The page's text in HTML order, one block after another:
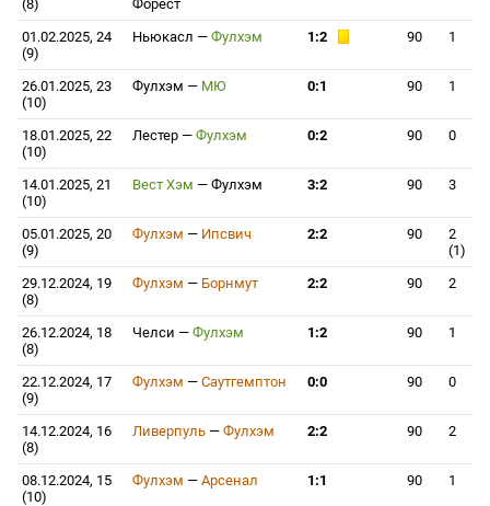
(8)
Форест
01.02.2025, 24
(9)
Ньюкасл — Фулхэм 1:2 90 1
26.01.2025, 23
(10)
Фулхэм — МЮ 0:1 90 1
18.01.2025, 22
(10)
Лестер — Фулхэм 0:2 90 0
14.01.2025, 21
(10)
Вест Хэм — Фулхэм 3:2 90 3
05.01.2025, 20
(9)
Фулхэм — Ипсвич 2:2 90
2
(1)
29.12.2024, 19
(8)
Фулхэм — Борнмут 2:2 90 2
26.12.2024, 18
(8)
Челси — Фулхэм 1:2 90 1
22.12.2024, 17
(9)
Фулхэм — Саутгемптон 0:0 90 0
14.12.2024, 16
(8)
Ливерпуль — Фулхэм 2:2 90 2
08.12.2024, 15
(10)
Фулхэм — Арсенал 1:1 90 1